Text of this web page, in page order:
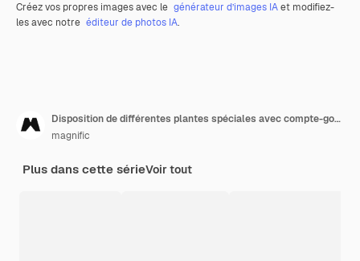
Créez vos propres images avec le générateur d’images IAet modifiez-
les avec notre éditeur de photos IA.
Disposition de différentes plantes spéciales avec compte-gouttes d'huile et savons
magnific
Plus dans cette sérieVoir tout